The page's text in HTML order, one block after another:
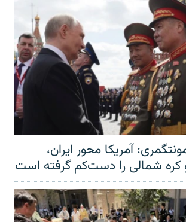
آمریکا محور ایران،
کره شمالی را دست‌کم گرفته است